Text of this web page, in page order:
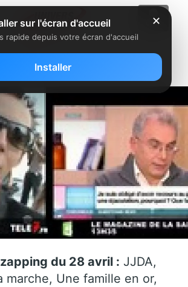
28 avril
du 28 avril : JJDA,
marche, Une famille en or,
✕
sur l'écran d'accueil
rapide depuis votre écran d'accueil
Installer